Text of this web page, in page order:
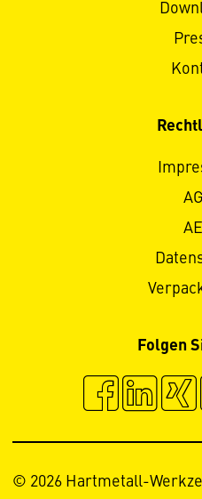
Folgen
© 2026 Hartmetall-